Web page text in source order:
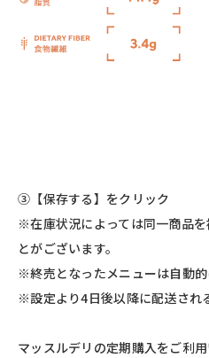
③【保存する】をクリック
※在庫状況によっては同一商品
とがございます。
※終売となったメニューは自動的
※設定より4日後以降に配送され
マッスルデリの定期購入をご利